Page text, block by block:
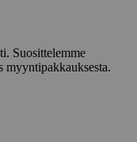
Suosittelemme
myyntipakkauksesta.